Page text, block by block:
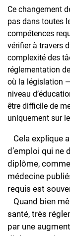
Ce changement
pas dans toutes
compétences
vérifier à travers
complexité des
réglementation
où la législation
niveau
être difficile de
uniquement sur
Cela explique
d’emploi qui ne
diplôme,
médecine
requis est
Quand bien
santé, très
par une